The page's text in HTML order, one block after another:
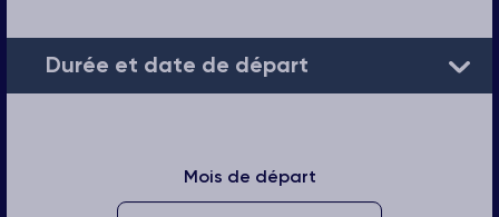
Durée et date de départ
Mois de départ